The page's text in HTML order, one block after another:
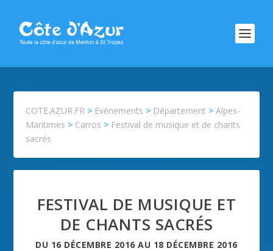
COTE.AZUR.FR > Evénements > Département >Alpes-
Maritimes > Carros > Festival de musique et de chants
sacrés
FESTIVAL DE MUSIQUE ET
DE CHANTS SACRÉS
DU 16 DÉCEMBRE 2016 AU 18 DÉCEMBRE 2016